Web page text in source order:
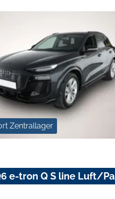
Zentrallager
e-tron Q S line Luft/